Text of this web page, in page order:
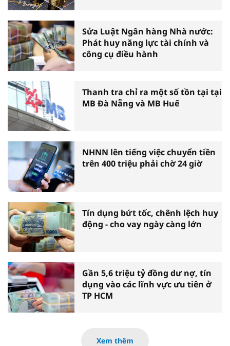
Sửa Luật Ngân hàng Nhà nước:
Phát huy năng lực tài chính và
công cụ điều hành
Thanh tra chỉ ra một số tồn tại tại
MB Đà Nẵng và MB Huế
NHNN lên tiếng việc chuyển tiền
trên 400 triệu phải chờ 24 giờ
Tín dụng bứt tốc, chênh lệch huy
động - cho vay ngày càng lớn
Gần 5,6 triệu tỷ đồng dư nợ, tín
dụng vào các lĩnh vực ưu tiên ở
TP HCM
Xem thêm